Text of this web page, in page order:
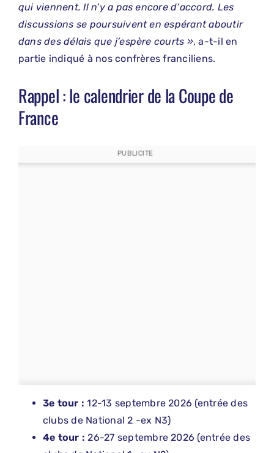
qui viennent. Il n’y a pas encore d’accord. Les
discussions se poursuivent en espérant aboutir
dans des délais que j’espère courts », a-t-il en
partie indiqué à nos confrères franciliens.
Rappel : le calendrier de la Coupe de
France
PUBLICITE
3e tour : 12-13 septembre 2026 (entrée des
clubs de National 2 -ex N3)
4e tour : 26-27 septembre 2026 (entrée des